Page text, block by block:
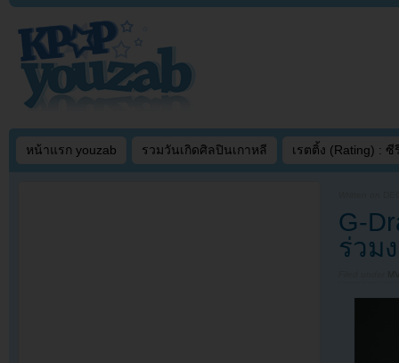
หน้าแรก youzab รวมวันเกิดศิลปินเกาหลี เรตติ้ง (Rating) : ซี
G-
ร่วม